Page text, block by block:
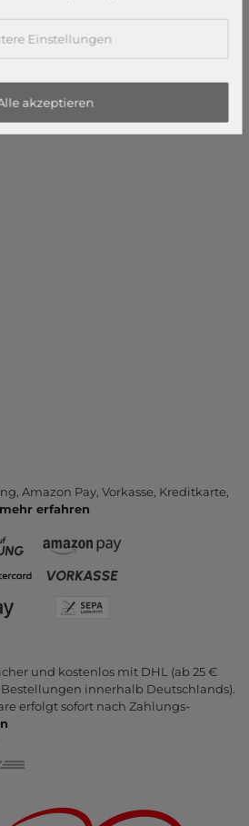
Amazon Pay, Vor­kasse, Kredit­karte,
mehr erfahren
und kostenlos mit DHL (ab 25 €
inner­halb Deutsch­lands).
er­folgt sofort nach Zahlungs­
Einstellungen
akzeptieren